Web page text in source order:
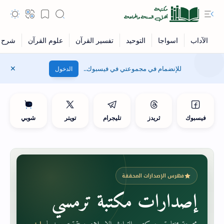
للإنضمام في مجموعتي في فيسبوك.. الدخول
فيسبوك ثريدز تليجرام تويتر شوبي
فهرس الإصدارات المحققة
إصدارات مكتبة ترمسي